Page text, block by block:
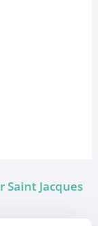
Saint Jacques